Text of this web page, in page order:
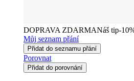
DOPRAVA ZDARMANáš tip-
Můj seznam přání
Přidat do seznamu přání
Porovnat
Přidat do porovnání